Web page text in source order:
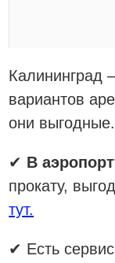
Калининград
вариантов
они выгодные.
✔ В
прокату,
тут.
✔ Есть сервис